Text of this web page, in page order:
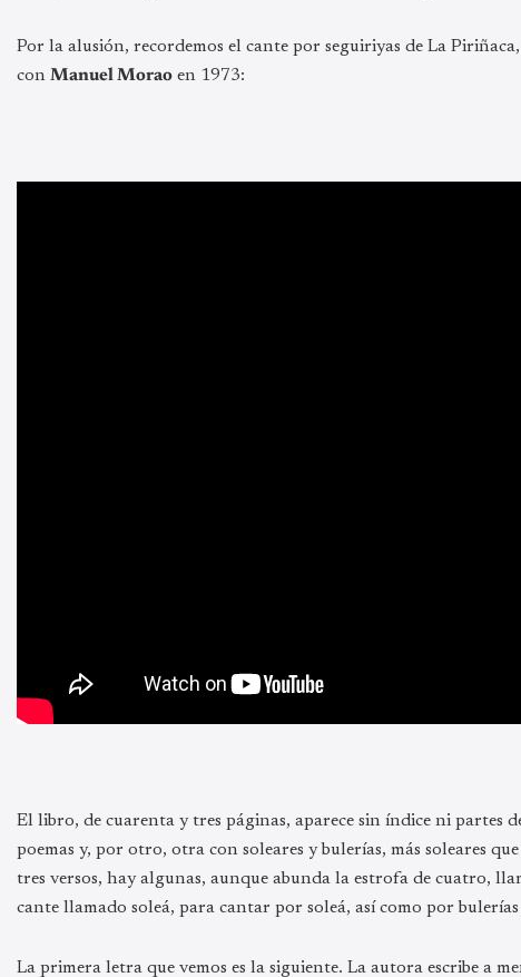
Por la alusión, recordemos el cante por seguiriyas de La
con Manuel Morao en 1973:
El libro, de cuarenta y tres páginas, aparece sin índice ni partes
poemas y, por otro, otra con soleares y bulerías, más soleares
tres versos, hay algunas, aunque abunda la estrofa de cuatro,
cante llamado soleá, para cantar por soleá, así como por
La primera letra que vemos es la siguiente. La autora escribe a